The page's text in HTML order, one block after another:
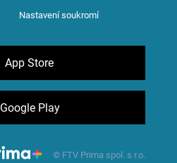
Nastavení soukromí
App Store
Google Play
© FTV Prima spol. s r.o.